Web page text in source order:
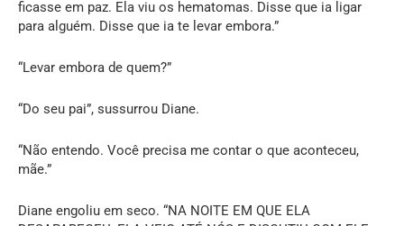
ficasse em paz. Ela viu os hematomas. Disse que ia ligar
para alguém. Disse que ia te levar embora.”
“Levar embora de quem?”
“Do seu pai”, sussurrou Diane.
“Não entendo. Você precisa me contar o que aconteceu,
mãe.”
Diane engoliu em seco. “NA NOITE EM QUE ELA